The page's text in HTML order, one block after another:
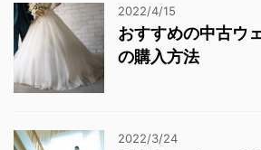
2022/4/15
おすすめの中古ウ
の購入方法
2022/3/24